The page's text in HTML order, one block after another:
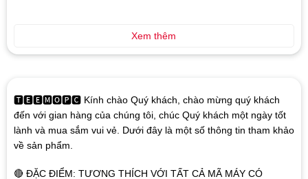
🆃🅴🅴🅼🅾🅿🅲 Kính chào Quý khách, chào mừng quý khách
đến với gian hàng của chúng tôi, chúc Quý khách một ngày tốt
lành và mua sắm vui vẻ. Dưới đây là một số thông tin tham khảo
về sản phẩm.
🔴 ĐẶC ĐIỂM: TƯƠNG THÍCH VỚI TẤT CẢ MÃ MÁY CÓ
Xem thêm